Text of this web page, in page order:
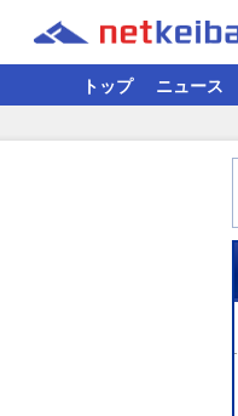
トップ ニュース